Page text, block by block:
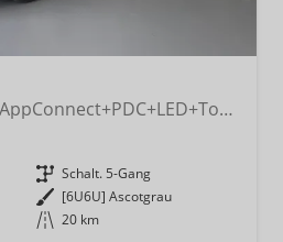
1.0 MPI Sitzheizung+AppConnect+PDC+LED+Touch+Lichtsensor+MultiLenkrad
Getriebe Schalt. 5-Gang
Außenfarbe [6U6U] Ascotgrau
Kilometerstand 20 km